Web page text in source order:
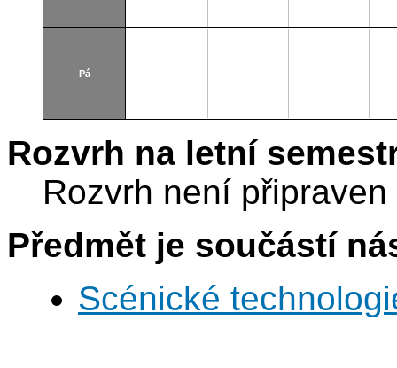
Pá
Rozvrh na letní
Rozvrh není připraven
Předmět je součástí
Scénické